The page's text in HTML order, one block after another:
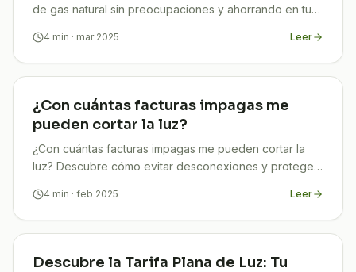
de gas natural sin preocupaciones y ahorrando en tus
4 min · mar 2025 Leer
¿Con cuántas facturas impagas me
pueden cortar la luz?
¿Con cuántas facturas impagas me pueden cortar la
luz? Descubre cómo evitar desconexiones y protege
4 min · feb 2025 Leer
Descubre la Tarifa Plana de Luz: Tu